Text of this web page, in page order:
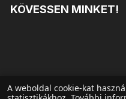
KÖVESSEN MINKET!
A weboldal cookie-kat